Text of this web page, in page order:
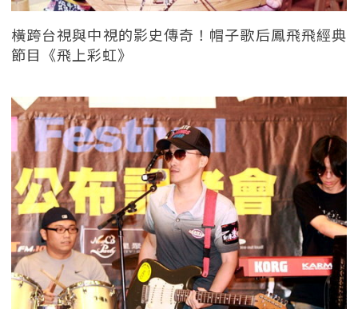
橫跨台視與中視的影史傳奇！帽子歌后鳳飛飛經典
節目《飛上彩虹》